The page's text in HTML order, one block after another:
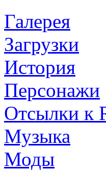
Галерея
Загрузки
История
Персонажи
Отсылки к
Музыка
Моды